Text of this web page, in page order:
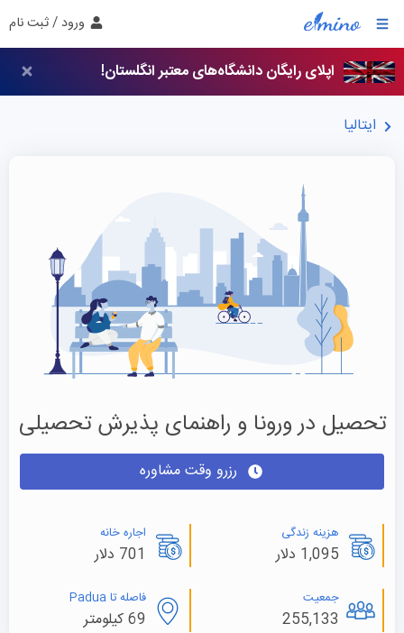
ورود / ثبت نام
اپلای رایگان دانشگاه‌های معتبر انگلستان!
ایتالیا
تحصیل در ورونا و راهنمای پذیرش تحصیلی
رزرو وقت مشاوره
هزینه زندگی
1,095 دلار
اجاره خانه
701 دلار
جمعیت
255,133
فاصله تا Padua
69 کیلومتر